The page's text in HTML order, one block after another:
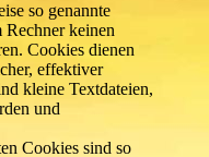
so genannte
keinen
Cookies dienen
effektiver
kleine Textdateien,
und
Cookies sind so